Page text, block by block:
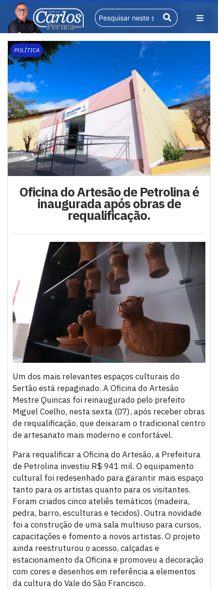
POLÍTICA
Oficina do Artesão de Petrolina é
inaugurada após obras de
requalificação.
Um dos mais relevantes espaços culturais do
Sertão está repaginado. A Oficina do Artesão
Mestre Quincas foi reinaugurado pelo prefeito
Miguel Coelho, nesta sexta (07), após receber obras
de requalificação, que deixaram o tradicional centro
de artesanato mais moderno e confortável.
Para requalificar a Oficina do Artesão, a Prefeitura
de Petrolina investiu R$ 941 mil. O equipamento
cultural foi redesenhado para garantir mais espaço
tanto para os artistas quanto para os visitantes.
Foram criados cinco ateliês temáticos (madeira,
pedra, barro, esculturas e tecidos). Outra novidade
foi a construção de uma sala multiuso para cursos,
capacitações e fomento a novos artistas. O projeto
ainda reestruturou o acesso, calçadas e
estacionamento da Oficina e promoveu a decoração
com cores e desenhos em referência a elementos
da cultura do Vale do São Francisco.